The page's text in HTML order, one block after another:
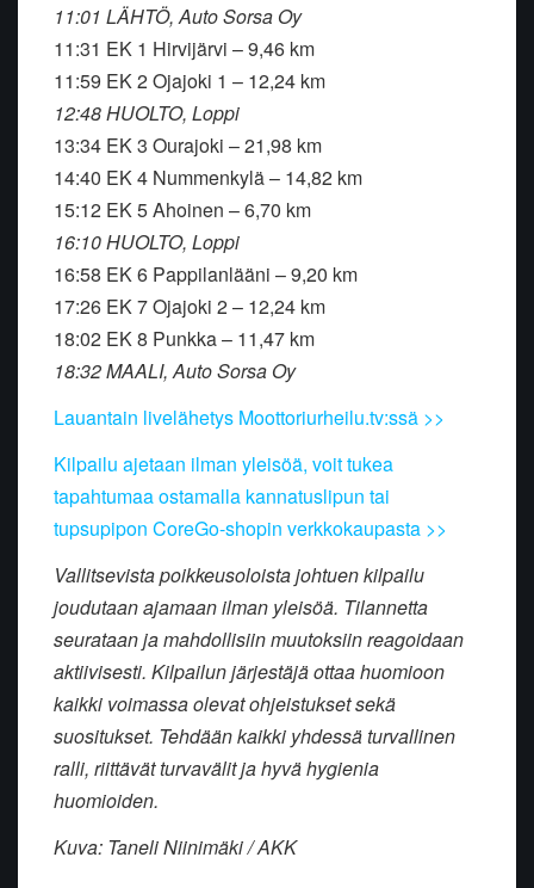
11:01 LÄHTÖ, Auto Sorsa Oy
11:31 EK 1 Hirvijärvi – 9,46 km
11:59 EK 2 Ojajoki 1 – 12,24 km
12:48 HUOLTO, Loppi
13:34 EK 3 Ourajoki – 21,98 km
14:40 EK 4 Nummenkylä – 14,82 km
15:12 EK 5 Ahoinen – 6,70 km
16:10 HUOLTO, Loppi
16:58 EK 6 Pappilanlääni – 9,20 km
17:26 EK 7 Ojajoki 2 – 12,24 km
18:02 EK 8 Punkka – 11,47 km
18:32 MAALI, Auto Sorsa Oy
Lauantain livelähetys Moottoriurheilu.tv:ssä >>
Kilpailu ajetaan ilman yleisöä, voit tukea
tapahtumaa ostamalla kannatuslipun tai
tupsupipon CoreGo-shopin verkkokaupasta >>
Vallitsevista poikkeusoloista johtuen kilpailu
joudutaan ajamaan ilman yleisöä. Tilannetta
seurataan ja mahdollisiin muutoksiin reagoidaan
aktiivisesti. Kilpailun järjestäjä ottaa huomioon
kaikki voimassa olevat ohjeistukset sekä
suositukset. Tehdään kaikki yhdessä turvallinen
ralli, riittävät turvavälit ja hyvä hygienia
huomioiden.
Kuva: Taneli Niinimäki / AKK